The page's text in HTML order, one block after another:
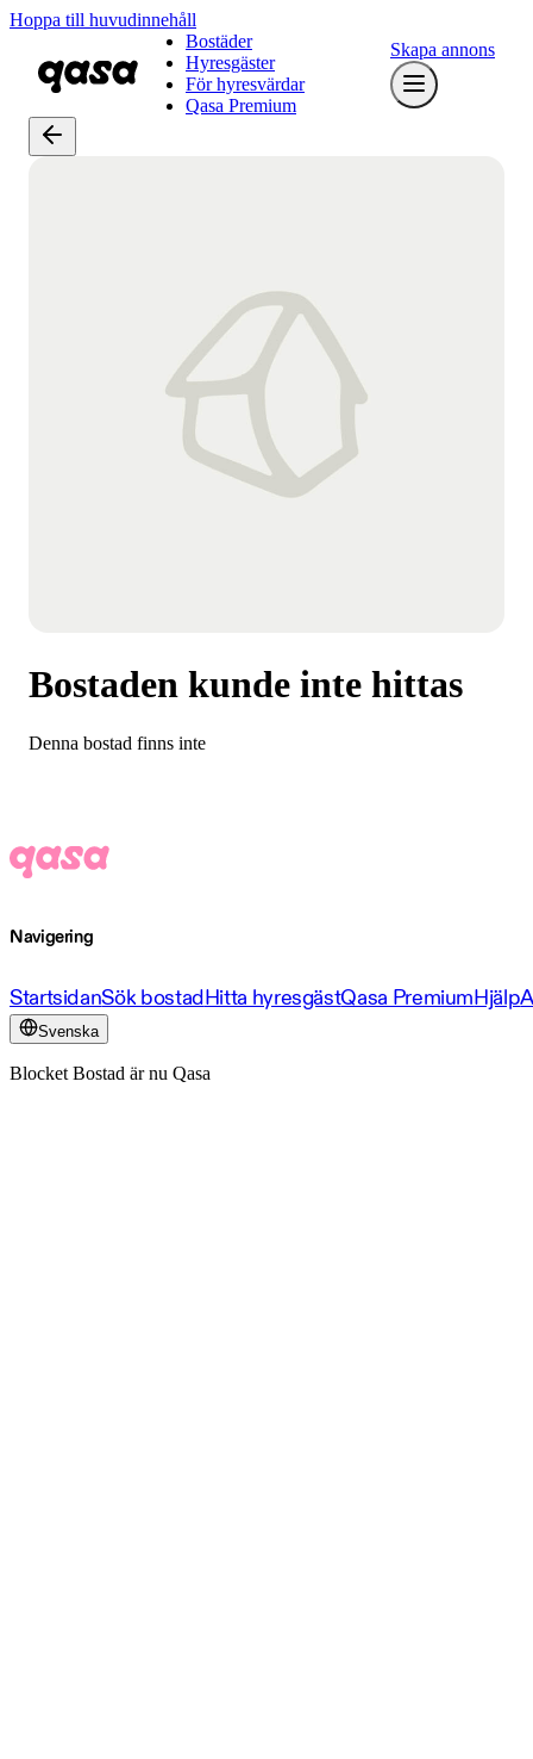
Hoppa till huvudinnehåll
Bostäder
Hyresgäster
För hyresvärdar
Qasa Premium
Skapa annons
Bostaden kunde inte hittas
Denna bostad finns inte
Navigering
StartsidanSök bostadHitta hyresgästQasa PremiumHjälp
Svenska
Blocket Bostad är nu Qasa